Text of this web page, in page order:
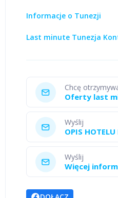
Informacje o Tunezji
Last minute Tunezja
Chcę
Oferty last
Wyślij
OPIS
Wyślij
Więcej